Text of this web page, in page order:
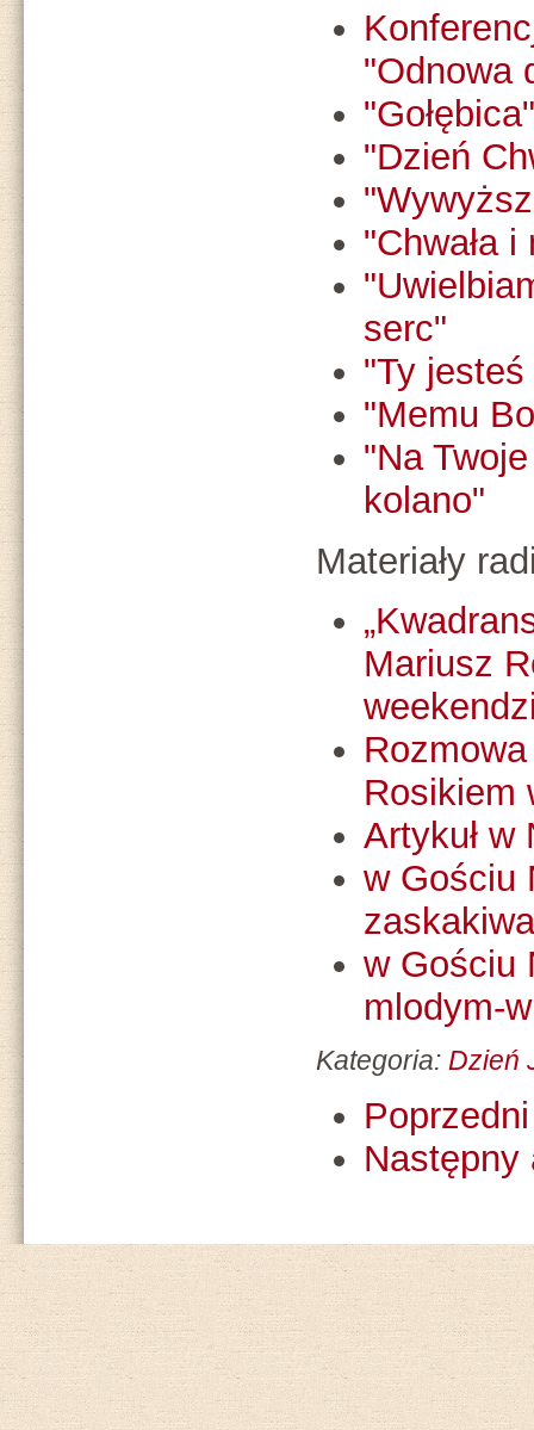
"Odnowa
"Gołębica"
"Dzień
"Chwała i
serc"
"Ty
"Memu
"Na
kolano"
Materiały
Mariusz
Rosikiem
Artykuł w
w Gościu
w Gościu
mlodym-
Kategoria: Dzień
Następny